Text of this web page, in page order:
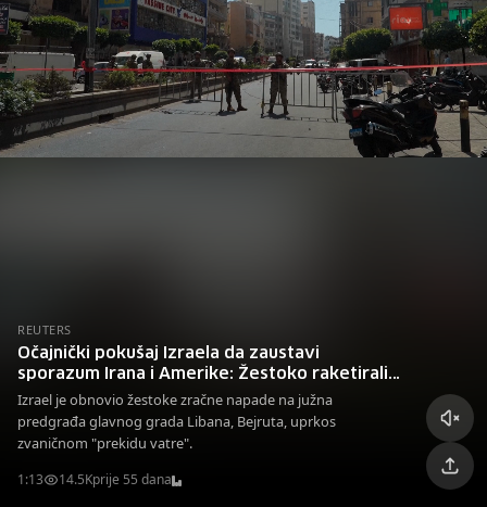
REUTERS
Očajnički pokušaj Izraela da zaustavi
sporazum Irana i Amerike: Žestoko raketirali
Bejrut uprkos primirju
Izrael je obnovio žestoke zračne napade na južna
predgrađa glavnog grada Libana, Bejruta, uprkos
zvaničnom "prekidu vatre".
1:13 14.5Kprije 55 dana